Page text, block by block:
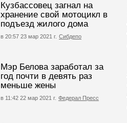
Кузбассовец загнал на
хранение свой мотоцикл в
подъезд жилого дома
в 20:57 23 мар 2021 г. Сибдепо
Мэр Белова заработал за
год почти в девять раз
меньше жены
в 11:42 22 мар 2021 г. Федерал Пресс